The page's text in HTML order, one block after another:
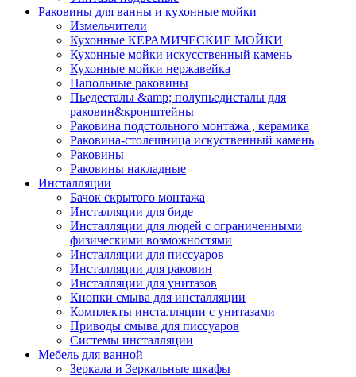
Раковины для ванны и кухонные мойки
Измельчители
Кухонные КЕРАМИЧЕСКИЕ МОЙКИ
Кухонные мойки искусственный камень
Кухонные мойки нержавейка
Напольные раковины
Пьедесталы &amp; полупьедисталы для
раковин&кронштейны
Раковина подстольного монтажа , керамика
Раковина-столешница искуственный камень
Раковины
Раковины накладные
Инсталляции
Бачок скрытого монтажа
Инсталляции для биде
Инсталляции для людей с ограниченными
физическими возможностями
Инсталляции для писсуаров
Инсталляции для раковин
Инсталляции для унитазов
Кнопки смыва для инсталляции
Комплекты инсталляции с унитазами
Приводы смыва для писсуаров
Системы инсталляции
Мебель для ванной
Зеркала и Зеркальные шкафы